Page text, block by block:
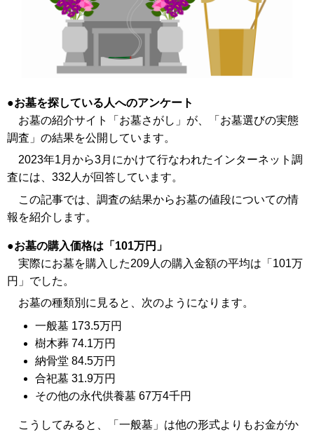
お墓を探している人へのアンケート
お墓の紹介サイト「お墓さがし」が、「お墓選びの実態
調査」の結果を公開しています。
2023年1月から3月にかけて行なわれたインターネット調
査には、332人が回答しています。
この記事では、調査の結果からお墓の値段についての情
報を紹介します。
お墓の購入価格は「101万円」
実際にお墓を購入した209人の購入金額の平均は「101万
円」でした。
お墓の種類別に見ると、次のようになります。
一般墓 173.5万円
樹木葬 74.1万円
納骨堂 84.5万円
合祀墓 31.9万円
その他の永代供養墓 67万4千円
こうしてみると、「一般墓」は他の形式よりもお金がか